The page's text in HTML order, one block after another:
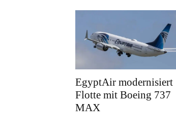
EgyptAir modernisiert
Flotte mit Boeing 737
MAX